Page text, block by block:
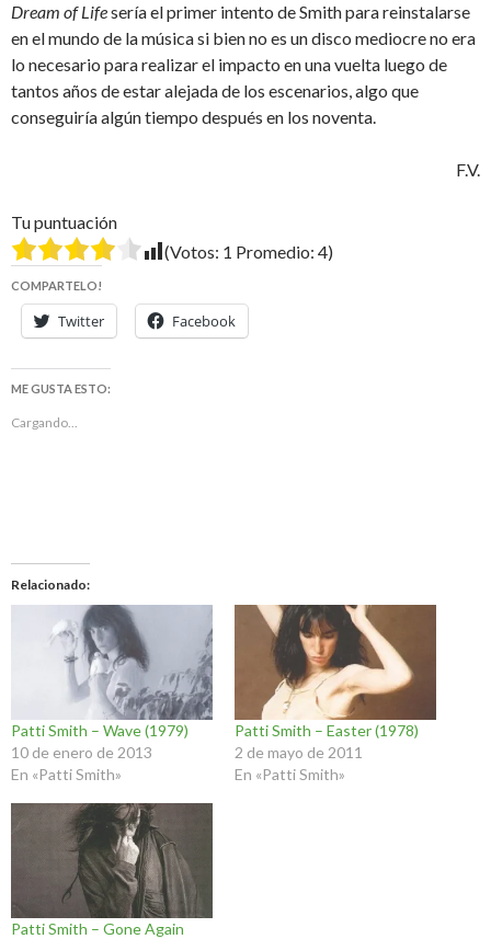
Dream of Lifesería el primer intento de Smith para reinstalarse
en el mundo de la música si bien no es un disco mediocre no era
lo necesario para realizar el impacto en una vuelta luego de
tantos años de estar alejada de los escenarios, algo que
conseguiría algún tiempo después en los noventa.
F.V.
Tu puntuación
(Votos: 1 Promedio: 4)
COMPARTELO!
Twitter Facebook
ME GUSTA ESTO:
Cargando...
Relacionado
Patti Smith – Wave (1979)
10 de enero de 2013
En «Patti Smith»
Patti Smith – Easter (1978)
2 de mayo de 2011
En «Patti Smith»
Patti Smith – Gone Again